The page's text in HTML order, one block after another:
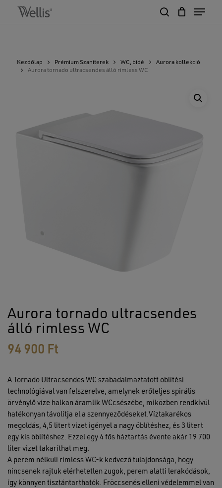
Menu
Kezdőlap Prémium Szaniterek WC, bidé
Aurora kollekció
Aurora tornado ultracsendes álló rimless WC
Aurora tornado ultracsendes
álló rimless WC
94 900 Ft
A Tornado Ultracsendes WC szabadalmaztatott öblítési
technológiával van felszerelve, amelynek erőteljes spirális
örvénylő víze halkan áramlik WCcsészébe, miközben rendkívül
hatékonyan távolítja el a szennyeződéseket.Víztakarékos
megoldás, 4,5 litert vizet igényel a nagy öblítéshez, és 3 litert
egy kis öblítéshez. Ezzel egy 4 fős háztartás évente akár 19 700
liter vizet takaríthat meg.
A perem nélküli rimless WC-k kedvező tulajdonsága, hogy
nincsenek rajtuk elérhetetlen zugok, perem alatti lerakódások,
így könnyen tisztántarthatók. Fröccsenés elleni védelemmel van